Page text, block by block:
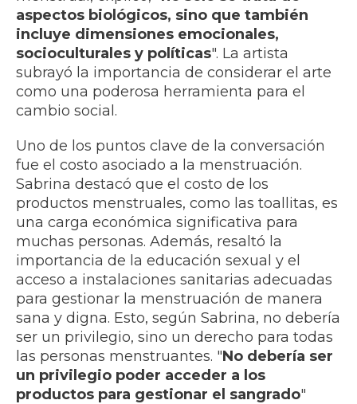
aspectos biológicos, sino que también
incluye dimensiones emocionales,
socioculturales y políticas". La artista
subrayó la importancia de considerar el arte
como una poderosa herramienta para el
cambio social.
Uno de los puntos clave de la conversación
fue el costo asociado a la menstruación.
Sabrina destacó que el costo de los
productos menstruales, como las toallitas, es
una carga económica significativa para
muchas personas. Además, resaltó la
importancia de la educación sexual y el
acceso a instalaciones sanitarias adecuadas
para gestionar la menstruación de manera
sana y digna. Esto, según Sabrina, no debería
ser un privilegio, sino un derecho para todas
las personas menstruantes. "No debería ser
un privilegio poder acceder a los
productos para gestionar el sangrado"